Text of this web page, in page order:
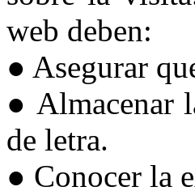
web deben:
● Asegurar
● Almacenar
de letra.
● Conocer la